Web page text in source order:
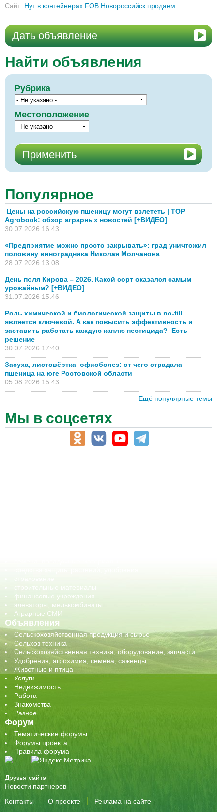
Сайт: Нут в контейнерах FOB Новороссийск продаем
Дать объявление
Найти объявления
Рубрика
Местоположение
Популярное
Цены на российскую пшеницу могут взлететь | TOP
Agrobook: обзор аграрных новостей [+ВИДЕО]
30.07.2026 16:43
«Предприятие можно просто закрывать»: град уничтожил
половину виноградника Николая Молчанова
28.07.2026 13:08
День поля Кирова – 2026. Какой сорт оказался самым
урожайным? [+ВИДЕО]
31.07.2026 15:46
Роль химической и биологической защиты в no-till
является ключевой. А как повысить эффективность и
заставить работать каждую каплю пестицида? Есть
решение
30.07.2026 17:40
Засуха, листовёртка, офиоболез: от чего страдала
пшеница на юге Ростовской области
05.08.2026 15:43
Ещё популярные темы
Мы в соцсетях
строительные материалы
финансовые учреждения
элеваторы, мелькомбинаты
Аграрные СМИ
Объявления
Сельскохозяйственная продукция и сырье
Сельхоз техника
Сельскохозяйственная техника, оборудование, запчасти
Удобрения, агрохимия, семена, саженцы
Животные и птица
Услуги
Недвижимость
Работа
Знакомства
Разное
Форум
Тематические форумы
Форумы проекта
Правила форума
Друзья сайта
Новости партнеров
Контакты
О проекте Реклама на сайте